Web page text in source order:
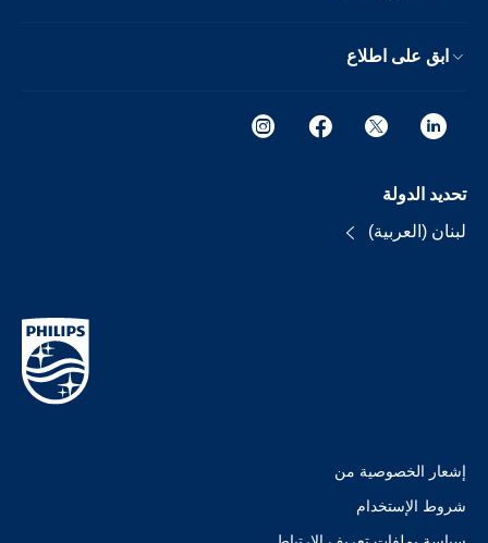
ابق على اطلاع
تحديد الدولة
لبنان (العربية)
إشعار الخصوصية من
شروط الإستخدام